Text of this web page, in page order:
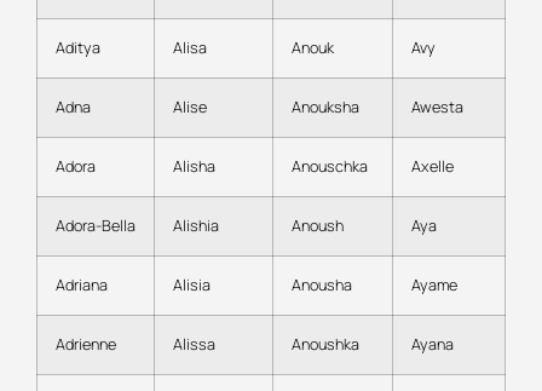
Aditya Alisa Anouk Avy
Adna Alise Anouksha Awesta
Adora Alisha Anouschka Axelle
Adora-Bella Alishia Anoush Aya
Adriana Alisia Anousha Ayame
Adrienne Alissa Anoushka Ayana